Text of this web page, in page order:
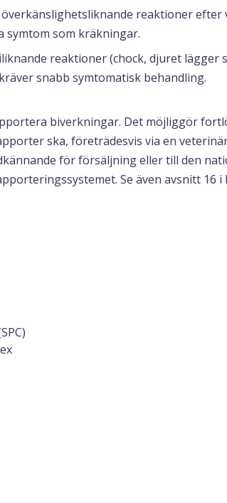
reaktioner efter
symtom som kräkningar.
reaktioner (chock, djuret lägger
snabb symtomatisk behandling.
biverkningar. Det möjliggör
ska, företrädesvis via en
för försäljning eller till den
Se även avsnitt 16